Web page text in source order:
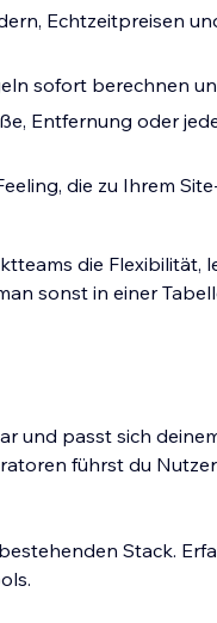
Echtzeitpreisen
sofort berechnen
Entfernung oder
die zu Ihrem
die Flexibilität,
sonst in einer
und passt sich
führst du
Stack.